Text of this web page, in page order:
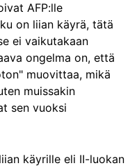
AFP:lle
on liian käyrä, tätä
ei vaikutakaan
ongelma on, että
muovittaa, mikä
muissakin
sen vuoksi
käyrille eli II-luokan